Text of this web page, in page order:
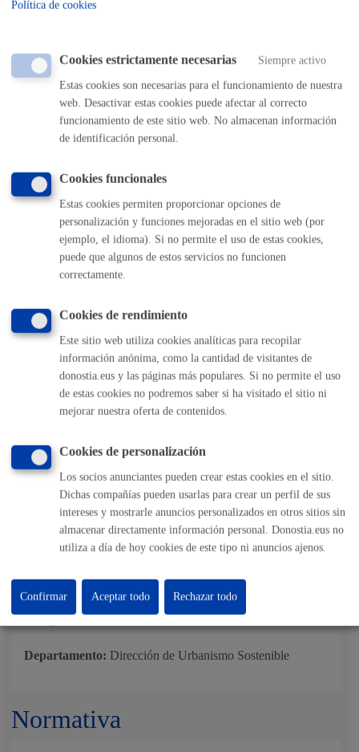
Plazo estimado:
Sentido del silencio:Negativo
Si el convenio no se firmara en plazo, el Ayuntamiento
modificará el sistema de actuación, pasando al de agente
Plazo para la constitución de la Junta:
Si viene establecido en el planeamiento: 6 meses, desde
su aprobación definitiva.
Si viene establecido en el Plan de Actuación
Urbanizadora: 2 meses desde su aprobación.
Pasos del procedimiento
Registro de la solicitud y documentación
Informe técnico y jurídico (arquitecto o arquitecta y
técnico/a jurídica de urbanismo)
Acuerdo de la Junta de Gobierno Local, con la
aprobación inicialy, en su caso, condiciones
de 20 días hábiles para presentar alegaciones.
Informes de Urbanismo a las alegaciones y a la
aprobación definitiva
Aprobación definitiva por parte de la Junta de
Gobierno Local.
Notificación del acuerdo a las personas interesadas y
publicación del mismo en el Boletin Oficial de
Gipuzkoa
Firma del Convenio.
Responsable de la tramitación
Departamento: Dirección de Urbanismo Sostenible
Normativa
Política de cookies
Cookies estrictamente necesarias Siempre activo
Estas cookies son necesarias para el funcionamiento de nuestra
web. Desactivar estas cookies puede afectar al correcto
funcionamiento de este sitio web. No almacenan información
de identificación personal.
Cookies funcionales
Estas cookies permiten proporcionar opciones de
personalización y funciones mejoradas en el sitio web (por
ejemplo, el idioma). Si no permite el uso de estas cookies,
puede que algunos de estos servicios no funcionen
correctamente.
Cookies de rendimiento
Este sitio web utiliza cookies analíticas para recopilar
información anónima, como la cantidad de visitantes de
donostia.eus y las páginas más populares. Si no permite el uso
de estas cookies no podremos saber si ha visitado el sitio ni
mejorar nuestra oferta de contenidos.
Cookies de personalización
Los socios anunciantes pueden crear estas cookies en el sitio.
Dichas compañías pueden usarlas para crear un perfil de sus
intereses y mostrarle anuncios personalizados en otros sitios sin
almacenar directamente información personal. Donostia.eus no
utiliza a día de hoy cookies de este tipo ni anuncios ajenos.
Rechazar todo
Confirmar Aceptar todo